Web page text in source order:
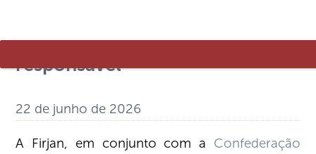
propõe alternativa moderna e
responsável
22 de junho de 2026
A Firjan, em conjunto com a Confederação